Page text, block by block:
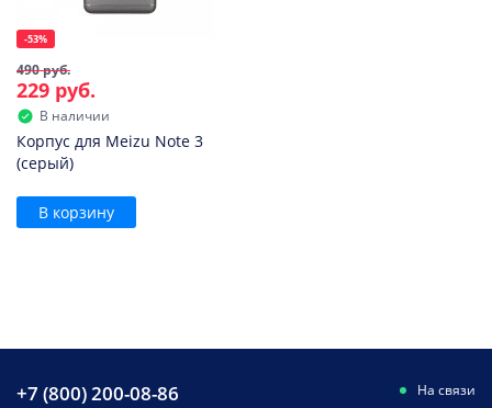
-53%
490 руб.
229 руб.
В наличии
Корпус для Meizu Note 3
(серый)
В корзину
+7 (800) 200-08-86 На связи